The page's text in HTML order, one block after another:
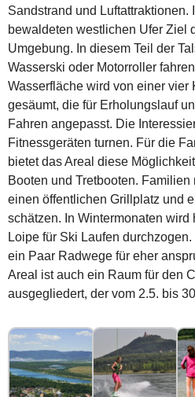
Sandstrand und
bewaldeten westlichen Ufer Ziel
Umgebung. In diesem Teil der
Wasserski oder Motorroller
Wasserfläche wird von einer vier
gesäumt, die für Erholungslauf
Fahren angepasst. Die
Fitnessgeräten turnen. Für die
bietet das Areal diese
Booten und Tretbooten.
einen öffentlichen Grillplatz und
schätzen. In Wintermonaten
Loipe für Ski Laufen
ein Paar Radwege für eher
Areal ist auch ein Raum für den
ausgegliedert, der vom 2.5. bis